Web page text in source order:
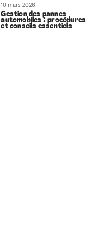
10 mars 2026
Gestion des pannes
automobiles : procédures
et conseils essentiels